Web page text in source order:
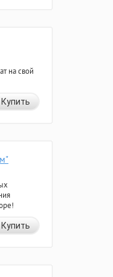
на свой
Купить
Купить